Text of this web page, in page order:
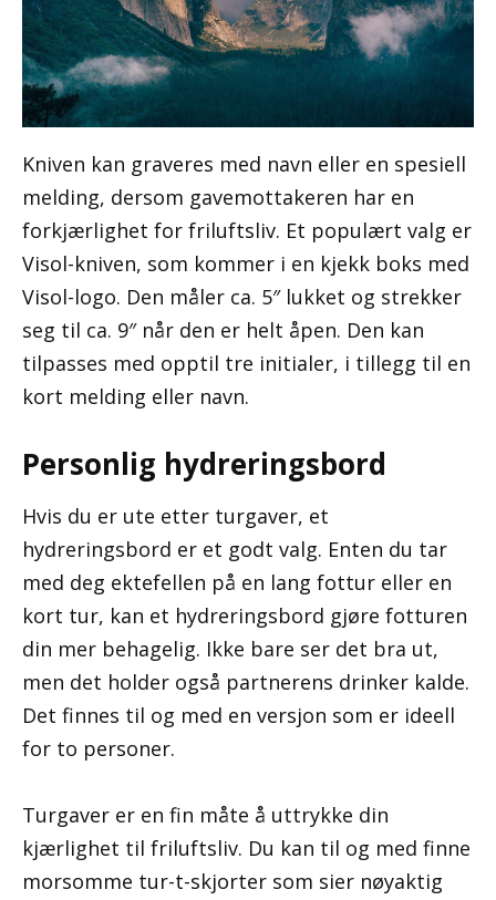
Kniven kan graveres med navn eller en spesiell
melding, dersom gavemottakeren har en
forkjærlighet for friluftsliv. Et populært valg er
Visol-kniven, som kommer i en kjekk boks med
Visol-logo. Den måler ca. 5″ lukket og strekker
seg til ca. 9″ når den er helt åpen. Den kan
tilpasses med opptil tre initialer, i tillegg til en
kort melding eller navn.
Personlig hydreringsbord
Hvis du er ute etter turgaver, et
hydreringsbord er et godt valg. Enten du tar
med deg ektefellen på en lang fottur eller en
kort tur, kan et hydreringsbord gjøre fotturen
din mer behagelig. Ikke bare ser det bra ut,
men det holder også partnerens drinker kalde.
Det finnes til og med en versjon som er ideell
for to personer.
Turgaver er en fin måte å uttrykke din
kjærlighet til friluftsliv. Du kan til og med finne
morsomme tur-t-skjorter som sier nøyaktig